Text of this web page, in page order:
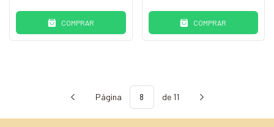
COMPRAR COMPRAR
Página de 11